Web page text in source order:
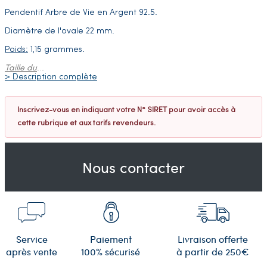
Pendentif Arbre de Vie en Argent 92.5.
Diamètre de l'ovale 22 mm.
Poids: 1,15 grammes.
Taille du…
> Description complète
Inscrivez-vous en indiquant votre N° SIRET pour avoir accès à
cette rubrique et aux tarifs revendeurs.
Nous contacter
Service
après vente
Paiement
100% sécurisé
Livraison offerte
à partir de 250€